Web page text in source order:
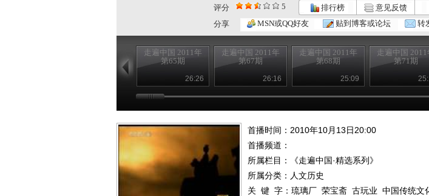
评分 5 排行榜 意见反馈
分享
MSN或QQ好友 贴到博客或论坛 转
走遍中国 2011年
第65期
26:26
走遍中国 2011年
第67期
26:16
走遍中国 2011年
第68期
25:09
走遍中国 2011
第71期
首播时间：2010年10月13日20:00
首播频道：
所属栏目：
《走遍中国·精选系列》
所属分类：人文历史
关 键 字： 琉璃厂 荣宝斋 古玩业 中国传统文